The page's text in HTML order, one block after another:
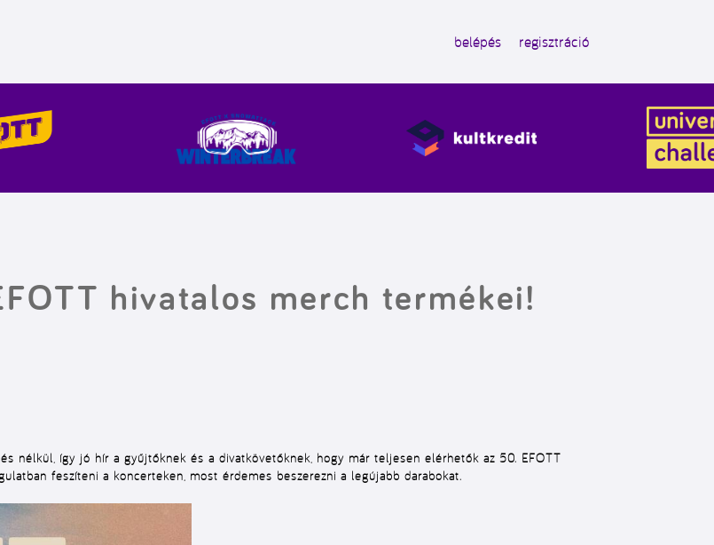
belépés regisztráció
hivatalos merch termékei!
nélkül, így jó hír a gyűjtőknek és a divatkövetőknek, hogy már teljesen elérhetők az 50. EFOTT
feszíteni a koncerteken, most érdemes beszerezni a legújabb darabokat.